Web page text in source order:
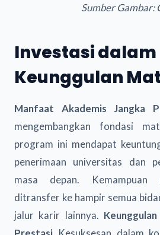
Sumber Gambar:
Investasi dalam
Keunggulan
Manfaat Akademis Jangka
mengembangkan fondasi
program ini mendapat
penerimaan universitas dan
masa depan. Kemampuan
ditransfer ke hampir semua
jalur karir lainnya.